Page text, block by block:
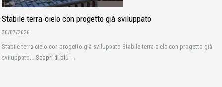
Stabile terra-cielo con progetto già sviluppato
30/07/2026
Stabile terra-cielo con progetto già sviluppato Stabile terra-cielo con progetto già
sviluppato... Scopri di più →